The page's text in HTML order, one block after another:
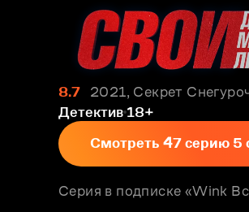
8.7
2021, Секрет
Детектив 18+
Смотреть 47 серию 5
Серия в подписке «Wink